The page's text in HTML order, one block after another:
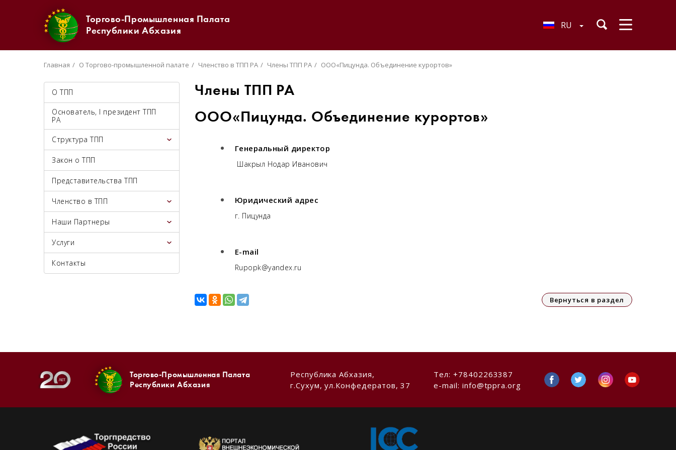
Торгово-Промышленная Палата
Республики Абхазия
RU
Главная О Торгово-промышленной палате Членство в ТПП РА Члены ТПП РА ООО«Пицунда. Объединение курортов»
О ТПП
Основатель, I президент ТПП
РА
Структура ТПП
Закон о ТПП
Представительства ТПП
Членство в ТПП
Наши Партнеры
Услуги
Контакты
Члены ТПП РА
ООО«Пицунда. Объединение курортов»
Генеральный директор
Шакрыл Нодар Иванович
Юридический адрес
г. Пицунда
E-mail
Rupopk@yandex.ru
Вернуться в раздел
Торгово-Промышленная Палата
Республики Абхазия
Республика Абхазия,
г.Сухум, ул.Конфедератов, 37
Тел: +78402263387
e-mail: info@tppra.org